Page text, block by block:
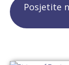
Posjetite